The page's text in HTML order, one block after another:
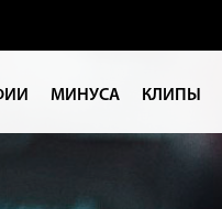
МИНУСА КЛИПЫ